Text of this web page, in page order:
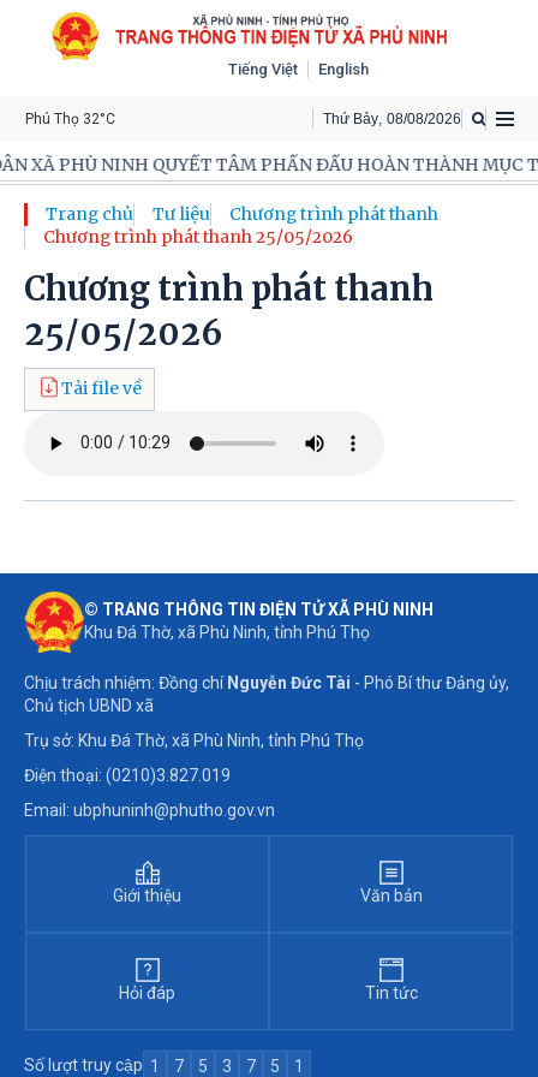
Tiếng Việt English
Thứ Bảy, 08/08/2026
Phú Thọ 32°C
XÃ PHÙ NINH QUYẾT TÂM PHẤN ĐẤU HOÀN THÀNH
Trang chủ Tư liệu
Chương trình phát thanh
Chương trình phát thanh 25/05/2026
Chương trình phát thanh
25/05/2026
Tải file về
© TRANG THÔNG TIN ĐIỆN TỬ XÃ PHÙ NINH
Khu Đá Thờ, xã Phù Ninh, tỉnh Phú Thọ
Chịu trách nhiệm: Đồng chí Nguyễn Đức Tài - Phó Bí thư Đảng ủy,
Chủ tịch UBND xã
Trụ sở: Khu Đá Thờ, xã Phù Ninh, tỉnh Phú Thọ
Điện thoại: (0210)3.827.019
Email: ubphuninh@phutho.gov.vn
Giới thiệu Văn bản
Hỏi đáp Tin tức
Số lượt truy cập 1 7 5 3 7 5 1